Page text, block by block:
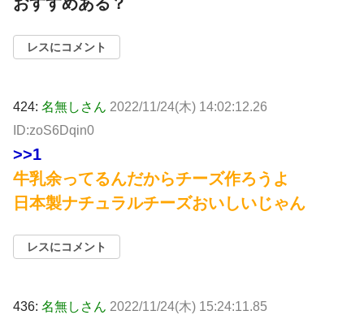
レスにコメント
424: 名無しさん 2022/11/24(木) 14:02:12.26
ID:zoS6Dqin0
>>1
牛乳余ってるんだからチーズ作ろうよ
日本製ナチュラルチーズおいしいじゃん
レスにコメント
436: 名無しさん 2022/11/24(木) 15:24:11.85